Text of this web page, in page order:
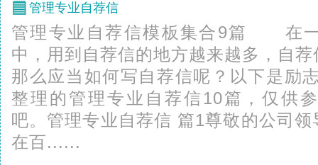
管理专业自荐信
管理专业自荐信模板集合9篇 在一
中，用到自荐信的地方越来越多，自
那么应当如何写自荐信呢？以下是励
整理的管理专业自荐信10篇，仅供
吧。管理专业自荐信 篇1尊敬的公
在百......